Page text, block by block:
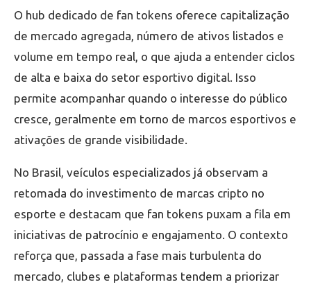
O hub dedicado de fan tokens oferece capitalização
de mercado agregada, número de ativos listados e
volume em tempo real, o que ajuda a entender ciclos
de alta e baixa do setor esportivo digital. Isso
permite acompanhar quando o interesse do público
cresce, geralmente em torno de marcos esportivos e
ativações de grande visibilidade.
No Brasil, veículos especializados já observam a
retomada do investimento de marcas cripto no
esporte e destacam que fan tokens puxam a fila em
iniciativas de patrocínio e engajamento. O contexto
reforça que, passada a fase mais turbulenta do
mercado, clubes e plataformas tendem a priorizar